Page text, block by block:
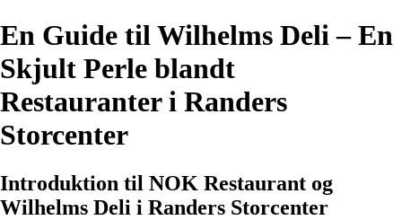
En Guide til Wilhelms Deli – En
Skjult Perle blandt
Restauranter i Randers
Storcenter
Introduktion til NOK Restaurant og
Wilhelms Deli i Randers Storcenter